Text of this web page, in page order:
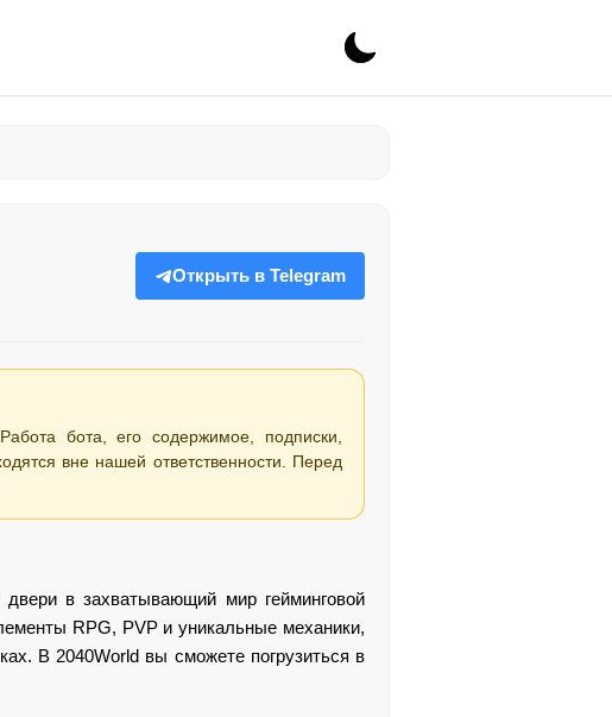
Открыть в Telegram
Работа бота, его содержимое, подписки,
вне нашей ответственности. Перед
в захватывающий мир гейминговой
RPG, PVP и уникальные механики,
В 2040World вы сможете погрузиться в